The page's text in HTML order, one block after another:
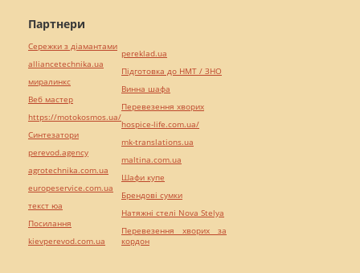
Партнери
Сережки з діамантами
alliancetechnika.ua
миралинкс
Веб мастер
https://motokosmos.ua/
Синтезатори
perevod.agency
agrotechnika.com.ua
europeservice.com.ua
текст юа
Посилання
kievperevod.com.ua
pereklad.ua
Підготовка до НМТ / ЗНО
Винна шафа
Перевезення хворих
hospice-life.com.ua/
mk-translations.ua
maltina.com.ua
Шафи купе
Брендові сумки
Натяжні стелі Nova Stelya
Перевезення хворих за
кордон